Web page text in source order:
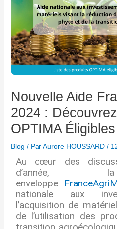
BOUTIQUE
Nouvelle Aide
2024 :
OPTIMA Éligibles
Blog / ParAurore HOUSSARD /
Au cœur des
d’année,
enveloppe
nationale aux
l’acquisition de
de l’utilisation des
transition